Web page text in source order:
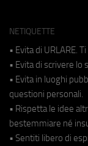
NETIQUETTE
• Evita di URLARE.
• Evita di scrivere lo
• Evita in luoghi
questioni personali.
• Rispetta le idee
bestemmiare né
• Sentiti libero di